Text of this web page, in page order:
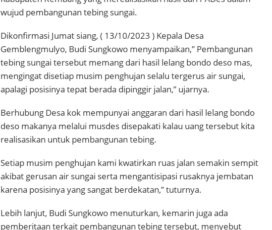
wujud pembangunan tebing sungai.
Dikonfirmasi Jumat siang, ( 13/10/2023 ) Kepala Desa
Gemblengmulyo, Budi Sungkowo menyampaikan,” Pembangunan
tebing sungai tersebut memang dari hasil lelang bondo deso mas,
mengingat disetiap musim penghujan selalu tergerus air sungai,
apalagi posisinya tepat berada dipinggir jalan,” ujarnya.
Berhubung Desa kok mempunyai anggaran dari hasil lelang bondo
deso makanya melalui musdes disepakati kalau uang tersebut kita
realisasikan untuk pembangunan tebing.
Setiap musim penghujan kami kwatirkan ruas jalan semakin sempit
akibat gerusan air sungai serta mengantisipasi rusaknya jembatan
karena posisinya yang sangat berdekatan,” tuturnya.
Lebih lanjut, Budi Sungkowo menuturkan, kemarin juga ada
pemberitaan terkait pembangunan tebing tersebut, menyebut